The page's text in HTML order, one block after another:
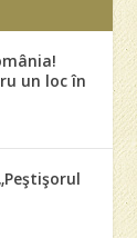
un loc în